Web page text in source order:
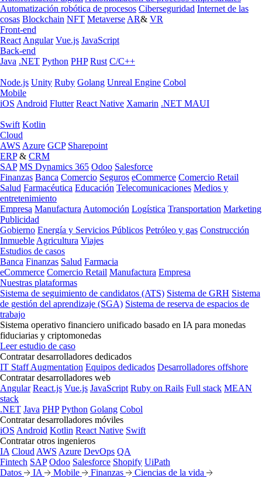
Automatización robótica de procesos Ciberseguridad Internet de las
cosas Blockchain NFT Metaverse AR& VR
Front-end
React Angular Vue.js JavaScript
Back-end
Java .NET Python PHP Rust C/C++
Node.js Unity Ruby Golang Unreal Engine Cobol
Mobile
iOS Android Flutter React Native Xamarin .NET MAUI
Swift Kotlin
Cloud
AWS Azure GCP Sharepoint
ERP& CRM
SAP MS Dynamics 365 Odoo Salesforce
Finanzas Banca Comercio Seguros eCommerce Comercio Retail
Salud Farmacéutica Educación Telecomunicaciones Medios y
entretenimiento
Empresa Manufactura Automoción Logística Transportation Marketing
Publicidad
Gobierno Energía y Servicios Públicos Petróleo y gas Construcción
Inmueble Agricultura Viajes
Estudios de casos
Banca Finanzas Salud Farmacia
eCommerce Comercio Retail Manufactura Empresa
Nuestras plataformas
Sistema de seguimiento de candidatos (ATS) Sistema de GRH Sistema
de gestión del aprendizaje (SGA) Sistema de reserva de espacios de
trabajo
Sistema operativo financiero unificado basado en IA para monedas
fiduciarias y criptomonedas
Leer estudio de caso
Contratar desarrolladores dedicados
IT Staff Augmentation Equipos dedicados Desarrolladores offshore
Contratar desarrolladores web
Angular React.js Vue.js JavaScript Ruby on Rails Full stack MEAN
stack
.NET Java PHP Python Golang Cobol
Contratar desarrolladores móviles
iOS Android Kotlin React Native Swift
Contratar otros ingenieros
IA Cloud AWS Azure DevOps QA
Fintech SAP Odoo Salesforce Shopify UiPath
Datos
IA Mobile Finanzas Ciencias de la vida